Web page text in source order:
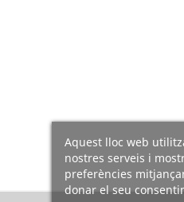
Aquest lloc web
nostres serveis i
preferències
donar el seu